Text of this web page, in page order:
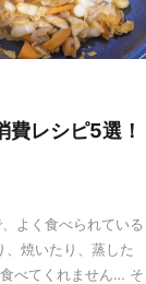
費レシピ5選！
よく食べられている
、焼いたり、蒸した
べてくれません… そ